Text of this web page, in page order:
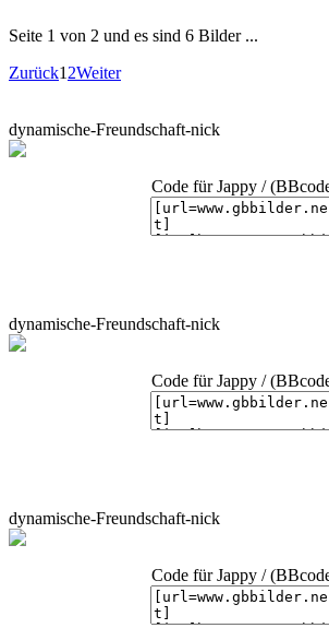
Seite 1 von 2 und es sind 6 Bilder ...
Zurück1 2Weiter
dynamische-Freundschaft-nick
Code für Jappy /
dynamische-Freundschaft-nick
Code für Jappy /
dynamische-Freundschaft-nick
Code für Jappy /